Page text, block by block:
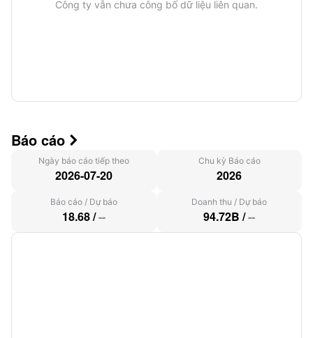
Công ty vẫn chưa công bố dữ liệu liên quan.
Báo cáo 
Ngày báo cáo tiếp theo
2026-07-20
Chu kỳ Báo cáo
2026
Báo cáo / Dự báo
18.68/--
Doanh thu / Dự báo
94.72B /--